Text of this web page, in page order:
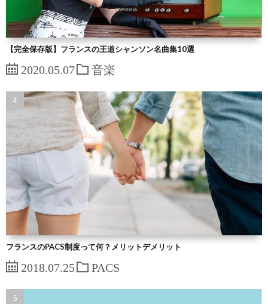
【完全保存版】フランスの王道シャンソン名曲集10選
2020.05.07 音楽
フランスのPACS制度って何？メリットデメリット
2018.07.25 PACS